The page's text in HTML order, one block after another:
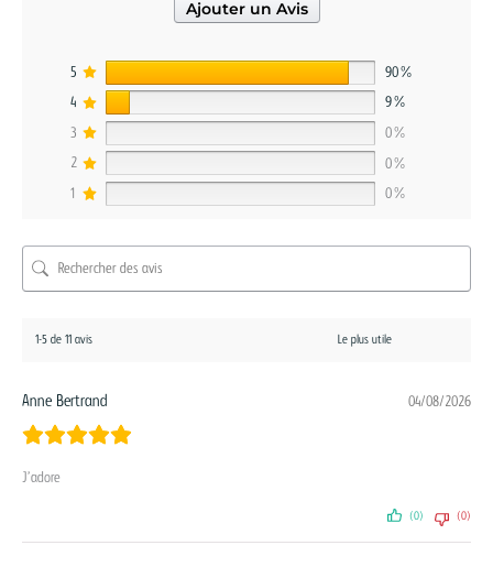
Ajouter un Avis
5
90%
4
9%
3
0%
2
0%
1
0%
1-5 de 11 avis
Anne Bertrand 04/08/2026
J’adore
(0) (0)